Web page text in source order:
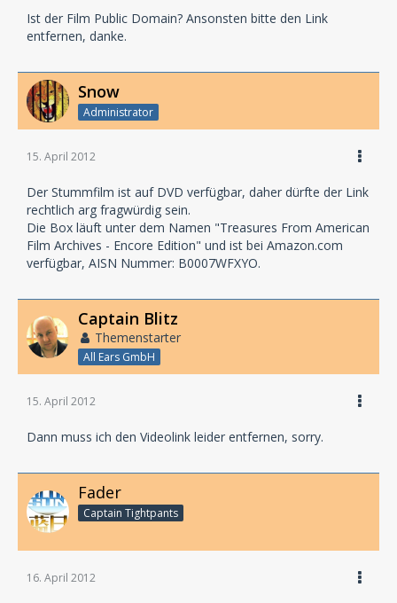
Ist der Film Public Domain? Ansonsten bitte den Link
entfernen, danke.
Snow
Administrator
15. April 2012
Der Stummfilm ist auf DVD verfügbar, daher dürfte der Link
rechtlich arg fragwürdig sein.
Die Box läuft unter dem Namen "Treasures From American
Film Archives - Encore Edition" und ist bei Amazon.com
verfügbar, AISN Nummer: B0007WFXYO.
Captain Blitz
Themenstarter
All Ears GmbH
15. April 2012
Dann muss ich den Videolink leider entfernen, sorry.
Fader
Captain Tightpants
16. April 2012